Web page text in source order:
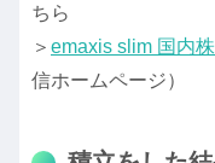
ちら
＞ emaxis slim 国内
信ホームページ）